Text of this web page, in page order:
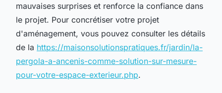
mauvaises surprises et renforce la confiance dans
le projet. Pour concrétiser votre projet
d'aménagement, vous pouvez consulter les détails
de la https://maisonsolutionspratiques.fr/jardin/la-
pergola-a-ancenis-comme-solution-sur-mesure-
pour-votre-espace-exterieur.php.